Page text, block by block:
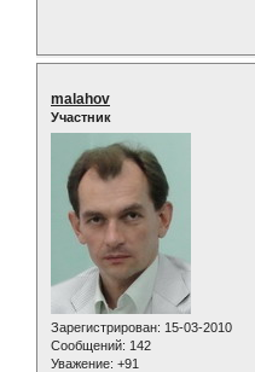
malahov
Участник
Зарегистрирован: 15-03-2010
Сообщений: 142
Уважение: +91